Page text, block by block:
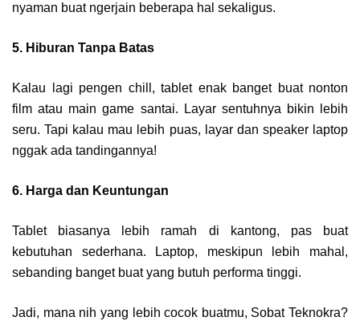
nyaman buat ngerjain beberapa hal sekaligus.
5. Hiburan Tanpa Batas
Kalau lagi pengen chill, tablet enak banget buat nonton
film atau main game santai. Layar sentuhnya bikin lebih
seru. Tapi kalau mau lebih puas, layar dan speaker laptop
nggak ada tandingannya!
6. Harga dan Keuntungan
Tablet biasanya lebih ramah di kantong, pas buat
kebutuhan sederhana. Laptop, meskipun lebih mahal,
sebanding banget buat yang butuh performa tinggi.
Jadi, mana nih yang lebih cocok buatmu, Sobat Teknokra?